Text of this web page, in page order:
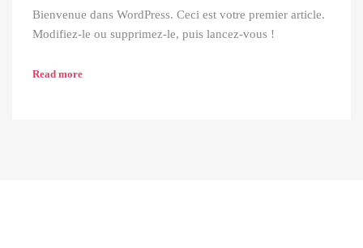
Bienvenue dans WordPress. Ceci est votre premier article.
Modifiez-le ou supprimez-le, puis lancez-vous !
Read more